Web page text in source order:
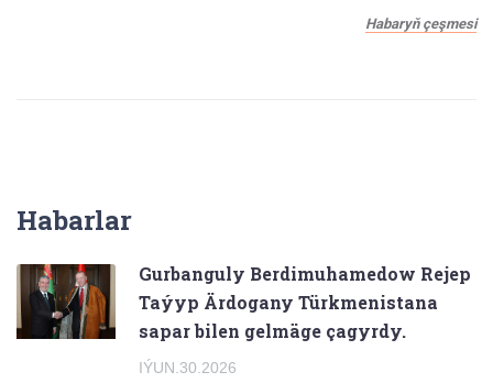
Habaryň çeşmesi
Habarlar
Gurbanguly Berdimuhamedow Rejep
Taýyp Ärdogany Türkmenistana
sapar bilen gelmäge çagyrdy.
IÝUN.30.2026